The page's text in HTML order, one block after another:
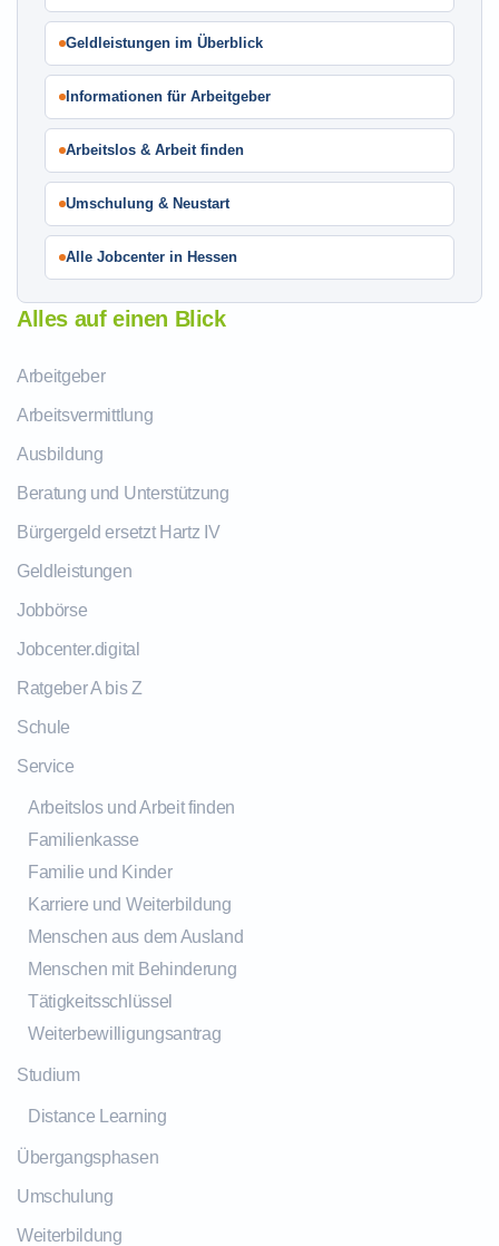
Geldleistungen im Überblick
Informationen für Arbeitgeber
Arbeitslos & Arbeit finden
Umschulung & Neustart
Alle Jobcenter in Hessen
Alles auf einen Blick
Arbeitgeber
Arbeitsvermittlung
Ausbildung
Beratung und Unterstützung
Bürgergeld ersetzt Hartz IV
Geldleistungen
Jobbörse
Jobcenter.digital
Ratgeber A bis Z
Schule
Service
Arbeitslos und Arbeit finden
Familienkasse
Familie und Kinder
Karriere und Weiterbildung
Menschen aus dem Ausland
Menschen mit Behinderung
Tätigkeitsschlüssel
Weiterbewilligungsantrag
Studium
Distance Learning
Übergangsphasen
Umschulung
Weiterbildung